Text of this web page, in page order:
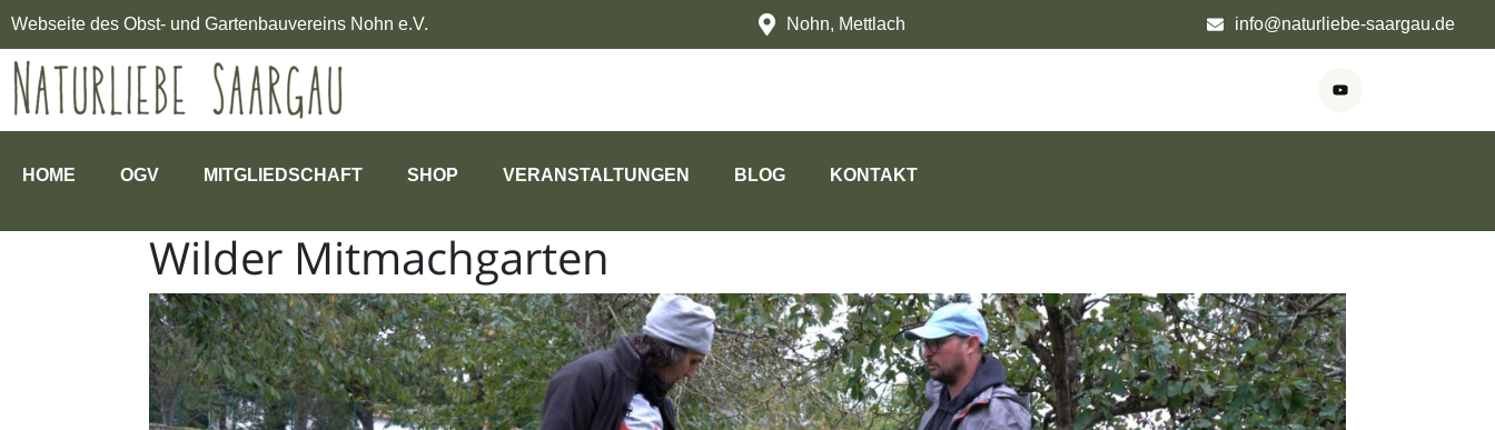
Webseite des Obst- und Gartenbauvereins Nohn e.V. Nohn, Mettlach info@naturliebe-saargau.de
HOME OGV MITGLIEDSCHAFT SHOP VERANSTALTUNGEN BLOG KONTAKT
Wilder Mitmachgarten